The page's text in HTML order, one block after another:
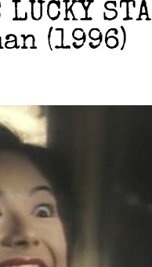
LUCKY
(1996)